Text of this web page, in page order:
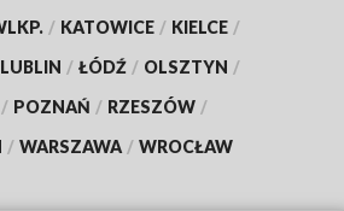
/ KATOWICE / KIELCE /
LUBLIN / ŁÓDŹ / OLSZTYN /
/ POZNAŃ / RZESZÓW /
/ WARSZAWA / WROCŁAW